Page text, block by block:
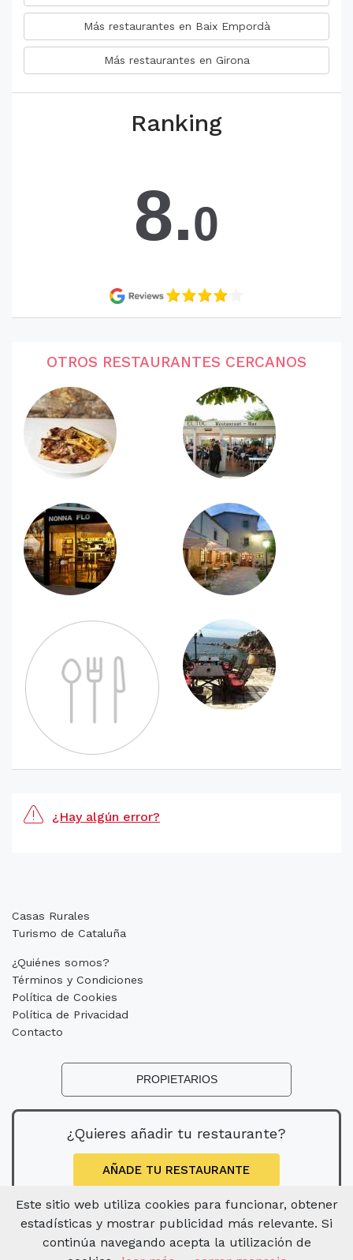
Más restaurantes en Baix Empordà
Más restaurantes en Girona
Ranking
8.0
OTROS RESTAURANTES CERCANOS
¿Hay algún error?
Casas Rurales
Turismo de Cataluña
¿Quiénes somos?
Términos y Condiciones
Política de Cookies
Política de Privacidad
Contacto
PROPIETARIOS
¿Quieres añadir tu restaurante?
AÑADE TU RESTAURANTE
Este sitio web utiliza cookies para funcionar, obtener
estadísticas y mostrar publicidad más relevante. Si
continúa navegando acepta la utilización de